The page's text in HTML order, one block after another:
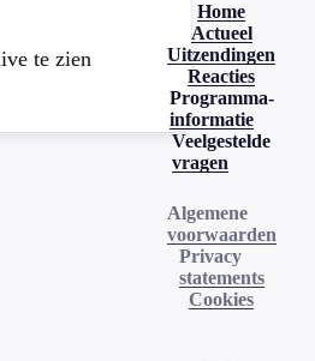
te zien
Home
Actueel
Uitzendingen
Reacties
Programma-
informatie
Veelgestelde
vragen
Algemene
voorwaarden
Privacy
statements
Cookies